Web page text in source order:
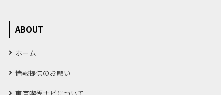
ABOUT
ホーム
情報提供のお願い